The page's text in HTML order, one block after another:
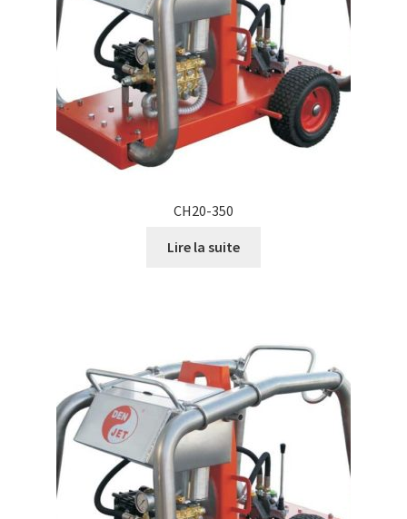
CH20-350
Lire la suite